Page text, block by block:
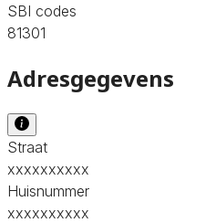
SBI codes
81301
Adresgegevens
Straat
xxxxxxxxxx
Huisnummer
xxxxxxxxxx